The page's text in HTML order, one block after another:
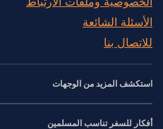
الأسئلة الشائعة
للاتصال بنا
استكشف المزيد من الوجهات
أفكار للسفر تناسب المسلمين